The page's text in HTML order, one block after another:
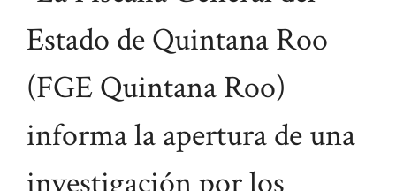
Estado de Quintana Roo
(FGE Quintana Roo)
informa la apertura de una